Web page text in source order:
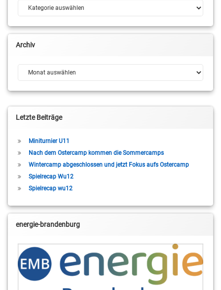
Kategorien
Archiv
Archiv
Letzte Beiträge
Miniturnier U11
Nach dem Ostercamp kommen die Sommercamps
Wintercamp abgeschlossen und jetzt Fokus aufs Ostercamp
Spielrecap Wu12
Spielrecap wu12
energie-brandenburg